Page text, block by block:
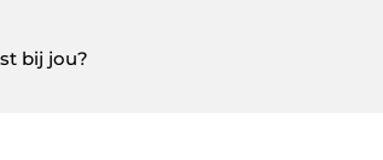
bij jou?